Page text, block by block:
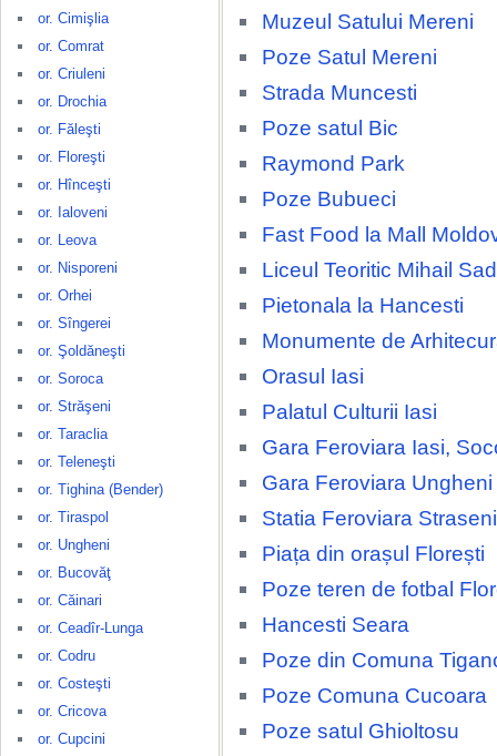
or. Cimişlia
or. Comrat
or. Criuleni
or. Drochia
or. Făleşti
or. Floreşti
or. Hînceşti
or. Ialoveni
or. Leova
or. Nisporeni
or. Orhei
or. Sîngerei
or. Şoldăneşti
or. Soroca
or. Străşeni
or. Taraclia
or. Teleneşti
or. Tighina (Bender)
or. Tiraspol
or. Ungheni
or. Bucovăţ
or. Căinari
or. Ceadîr-Lunga
or. Codru
or. Costeşti
or. Cricova
or. Cupcini
Muzeul Satului Mereni
Poze Satul Mereni
Strada Muncesti
Poze satul Bic
Raymond Park
Poze Bubueci
Fast Food la Mall
Liceul Teoritic Mihail
Pietonala la Hancesti
Monumente de
Orasul Iasi
Palatul Culturii Iasi
Gara Feroviara Iasi,
Gara Feroviara Ungheni
Statia Feroviara Straseni
Piața din orașul Florești
Poze teren de fotbal
Hancesti Seara
Poze din Comuna
Poze Comuna Cucoara
Poze satul Ghioltosu